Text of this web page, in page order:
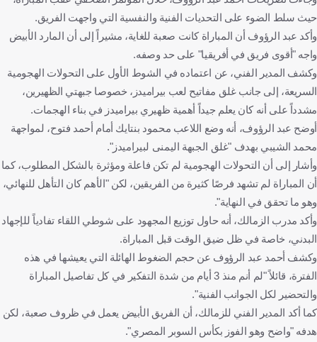
حيث سلط الضوء على التحديات الفنية والنفسية التي واجهت الفريق.
وأكد عبد الرؤوف أن المباراة كانت صعبة للغاية، مشيراً إلى أن المارد الأبيض
واجه "أقوى فريق في أفريقيا" على حد وصفه.
وكشف المدير الفني، عن اعتماده في الشوط الأول على التحولات الهجومية
السريعة، إلى جانب غلق مفاتيح لعب بيراميدز، خصوصا جبهتي الظهيرين،
مشدداً على أنه كان يعلم جيداً أهمية ظهيري بيراميدز في بناء الهجمات.
أوضح عبد الرؤوف، أنه وضع اللاعب محمود بنتايك أمام أحمد فتوح، لمواجهة
محمد الشيبي بهدف "غلق الجبهة اليمنى لبيراميدز".
وأشار إلى أن التحولات الهجومية لم تكن فاعلة ومؤثرة بالشكل المطلوب، كما
أن المباراة لم تشهد فرصًا كثيرة من الفريقين، لكن "الأهم كان التأهل للنهائي،
وهو ما تحقق في النهاية".
وأكد مدرب الزمالك، أنه حاول توزيع المجهود على شوطي اللقاء تفادياً للإجهاد
البدني، خاصة في ظل ضيق الوقت قبل المباراة.
وكشف أحمد عبد الرؤوف عن حجم الضغوط الهائلة التي يعيشها في هذه
الفترة، قائلاً "لم أنم منذ 3 أيام من شدة التفكير في كل تفاصيل المباراة
والتحضير لكل الجوانب الفنية".
كما أكد المدير الفني للزمالك، أن الفريق الأبيض يعمل في ظروف صعبة، لكن
هدفه "واضح وهو الفوز بكأس السوبر المصري".